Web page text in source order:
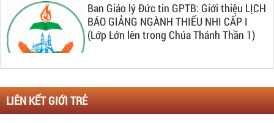
Ban Giáo lý Đức tin GPTB: Giới thiệu LỊCH
BÁO GIẢNG NGÀNH THIẾU NHI CẤP I
(Lớp Lớn lên trong Chúa Thánh Thần 1)
LIÊN KẾT GIỚI TRẺ